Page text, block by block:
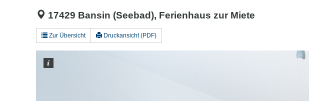
17429 Bansin (Seebad), Ferienhaus zur Miete
Zur Übersicht Druckansicht (PDF)